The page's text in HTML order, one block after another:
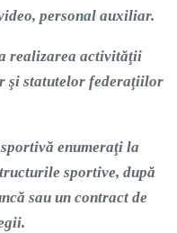
personal auxiliar.
realizarea activităţii
şi statutelor federaţiilor
enumeraţi la
sportive, după
sau un contract de